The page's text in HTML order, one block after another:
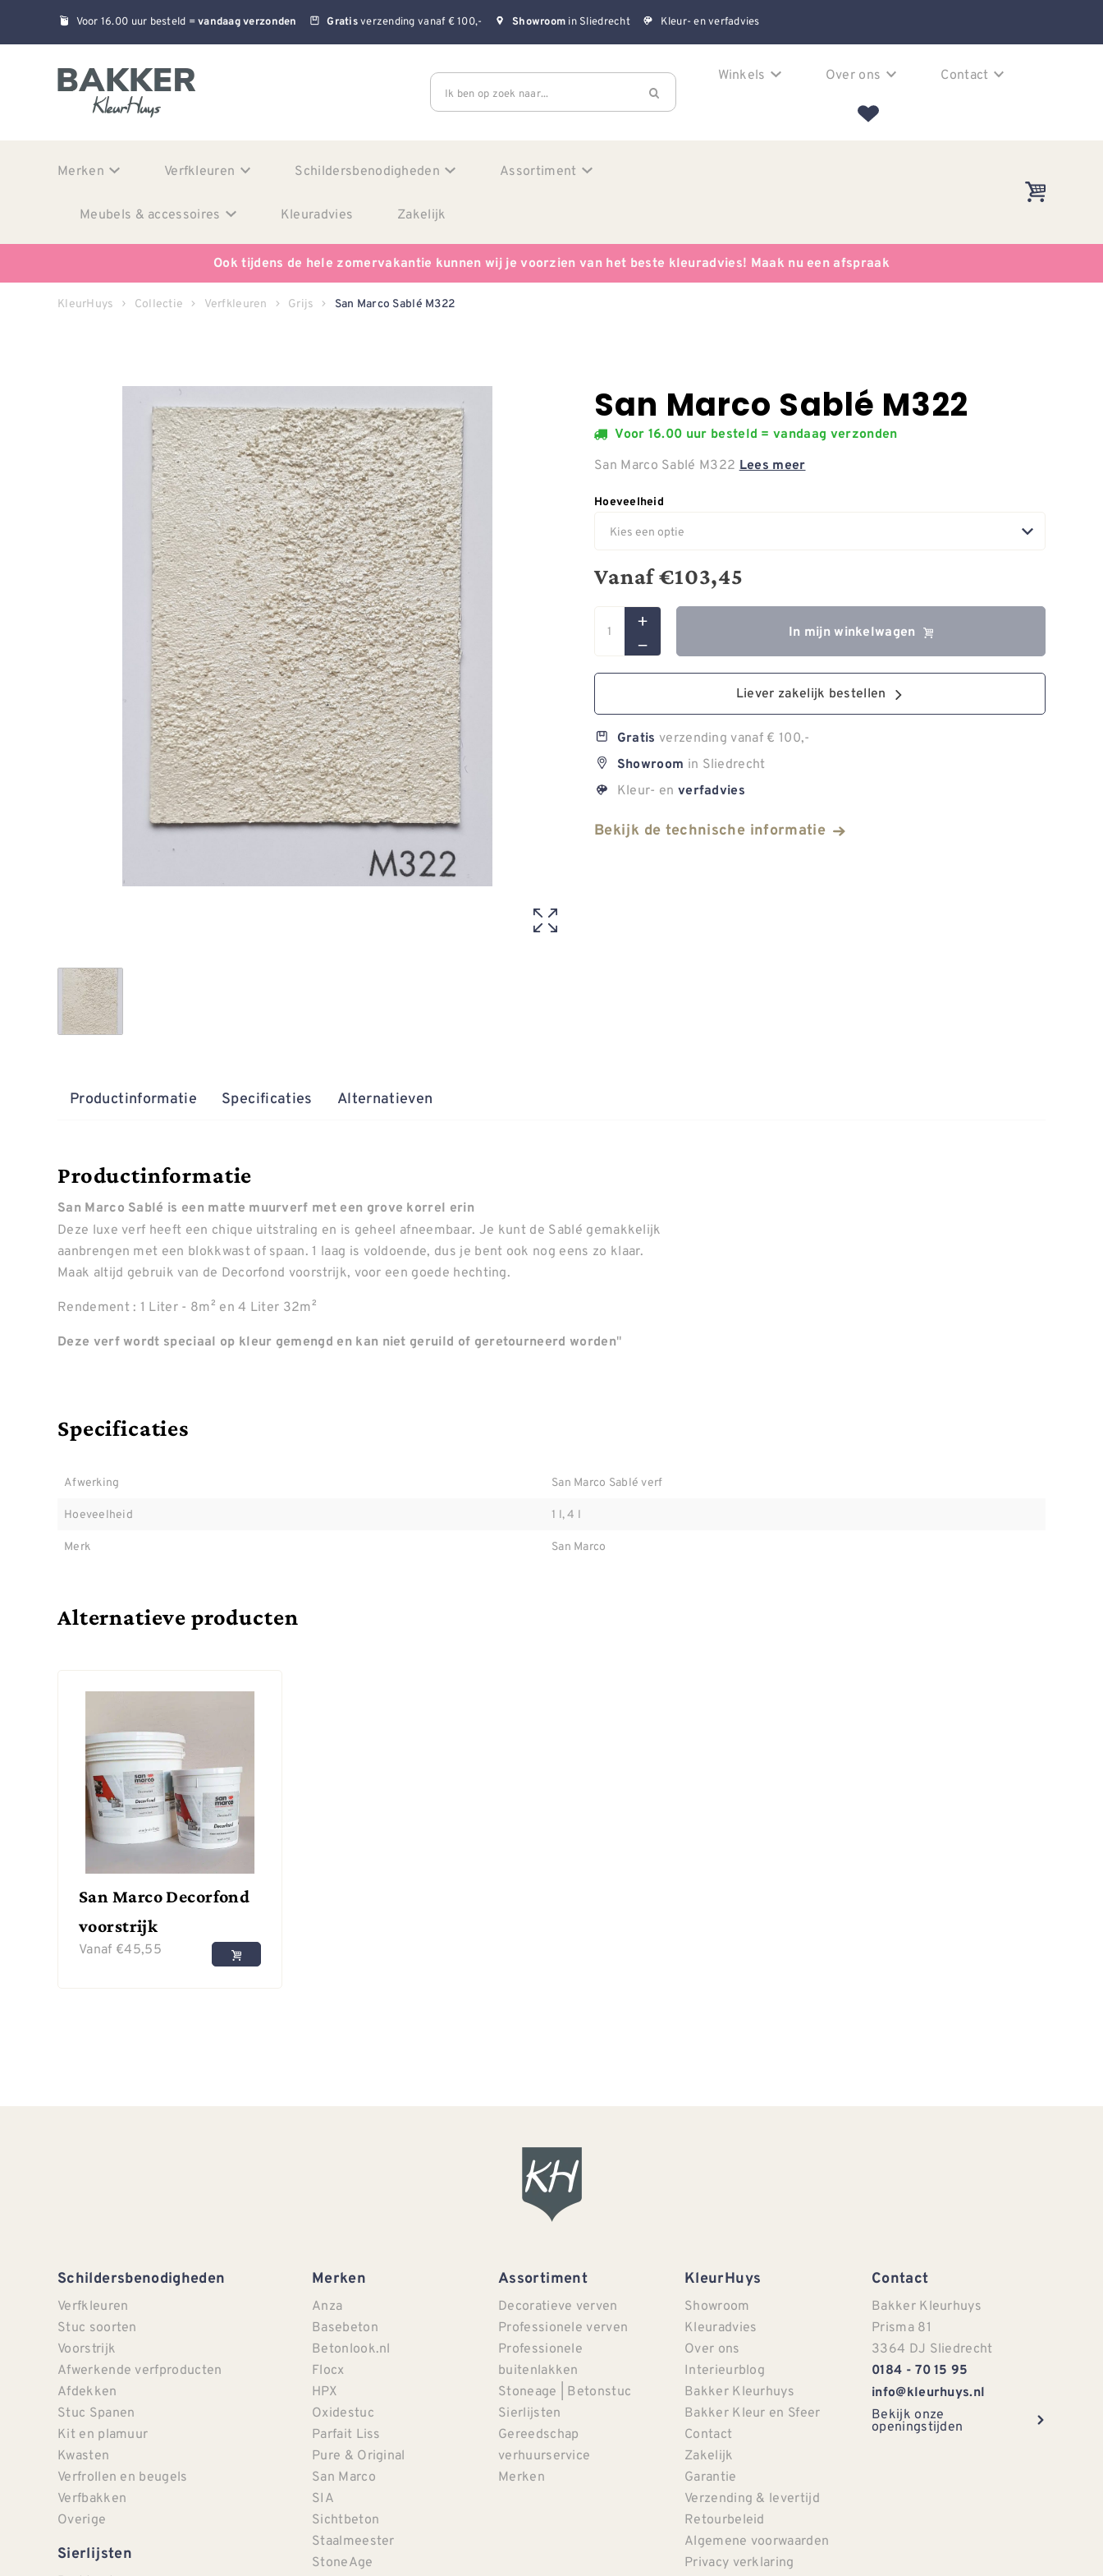
Voor 16.00 uur besteld =vandaag verzonden Gratisverzending vanaf € 100,- Showroom in Sliedrecht Kleur- en verfadvies
Ik ben op zoek naar...
Winkels Over ons Contact
Merken Verfkleuren Schildersbenodigheden Assortiment
Meubels & accessoires Kleuradvies Zakelijk
Ook tijdens de hele zomervakantie kunnen wij je voorzien van het beste kleuradvies! Maak nu een afspraak
KleurHuys Collectie Verfkleuren Grijs San Marco Sablé M322
San Marco Sablé M322
Voor 16.00 uur besteld = vandaag verzonden
San Marco Sablé M322 Lees meer
Hoeveelheid
Vanaf€103,45
In mijn winkelwagen
Liever zakelijk bestellen
Gratis verzending vanaf € 100,-
Showroom in Sliedrecht
Kleur- en verfadvies
Bekijk de technische informatie
Productinformatie Specificaties Alternatieven
Productinformatie
San Marco Sablé is een matte muurverf met een grove korrel erin
Deze luxe verf heeft een chique uitstraling en is geheel afneembaar. Je kunt de Sablé gemakkelijk
aanbrengen met een blokkwast of spaan. 1 laag is voldoende, dus je bent ook nog eens zo klaar.
Maak altijd gebruik van de Decorfond voorstrijk, voor een goede hechting.
Rendement : 1 Liter - 8m² en 4 Liter 32m²
Deze verf wordt speciaal op kleur gemengd en kan niet geruild of geretourneerd worden"
Specificaties
Afwerking
San Marco Sablé verf
Hoeveelheid
1 l, 4 l
Merk
San Marco
Alternatieve producten
San Marco Decorfond
voorstrijk
Vanaf €45,55
Schildersbenodigheden
Verfkleuren
Stuc soorten
Voorstrijk
Afwerkende verfproducten
Afdekken
Stuc Spanen
Kit en plamuur
Kwasten
Verfrollen en beugels
Verfbakken
Overige
Sierlijsten
Merken
Anza
Basebeton
Betonlook.nl
Flocx
HPX
Oxidestuc
Parfait Liss
Pure & Original
San Marco
SIA
Sichtbeton
Staalmeester
StoneAge
Assortiment
Decoratieve verven
Professionele verven
Professionele
buitenlakken
Stoneage | Betonstuc
Sierlijsten
Gereedschap
verhuurservice
Merken
KleurHuys
Showroom
Kleuradvies
Over ons
Interieurblog
Bakker Kleurhuys
Bakker Kleur en Sfeer
Contact
Zakelijk
Garantie
Verzending & levertijd
Retourbeleid
Algemene voorwaarden
Privacy verklaring
Contact
Bakker Kleurhuys
Prisma 81
3364 DJ Sliedrecht
0184 - 70 15 95
info@kleurhuys.nl
Bekijk onze
openingstijden